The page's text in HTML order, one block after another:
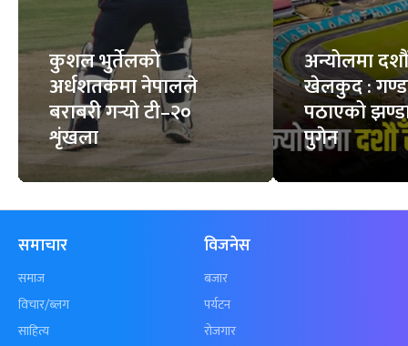
कुशल भुर्तेलको
अर्धशतकमा नेपालले
बराबरी गर्‍यो टी–२०
शृंखला
अन्योलमा दशौँ
खेलकुद :
पठाएको
पुगेन
समाचार
समाज
विचार/ब्लग
साहित्य
विजनेस
बजार
पर्यटन
रोजगार